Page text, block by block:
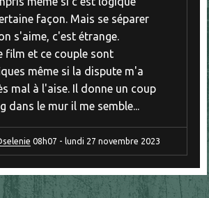
façon. Mais se séparer
s'aime, c'est étrange.
film et ce couple sont
même si la dispute m'a
mal à l'aise. Il donne un coup
dans le mur il me semble...
08h07 - lundi 27 novembre 2023